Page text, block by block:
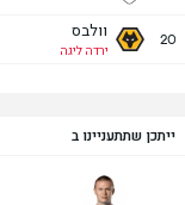
20 וולבס
ירדה ליגה
ייתכן שתתעניינו ב